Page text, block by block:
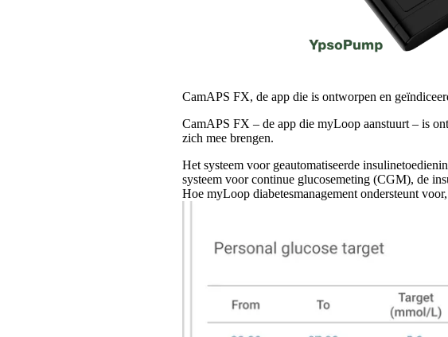
CamAPS FX, de app die is ontworpen en
CamAPS FX – de app die myLoop aanstuurt – is
zich mee brengen.
Het systeem voor geautomatiseerde
systeem voor continue glucosemeting (CGM), de
Hoe myLoop diabetesmanagement ondersteunt